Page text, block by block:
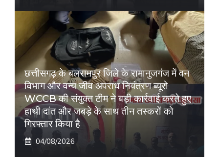
छत्तीसगढ़ के बलरामपुर जिले के रामानुजगंज में वन
विभाग और वन्य जीव अपराध नियंत्रण ब्यूरो
WCCB की संयुक्त टीम ने बड़ी कार्रवाई करते हुए
हाथी दांत और जबड़े के साथ तीन तस्करों को
गिरफ्तार किया है
04/08/2026